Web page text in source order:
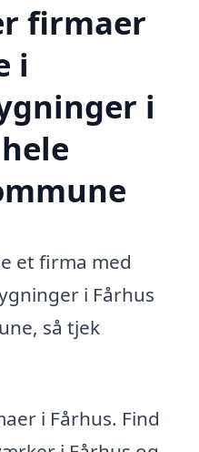
firmaer
i
i
et firma med
i Fårhus
så tjek
i Fårhus. Find